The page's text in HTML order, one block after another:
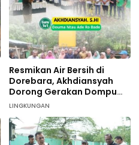
Resmikan Air Bersih di
Dorebara, Akhdiansyah
Dorong Gerakan Dompu
Hijau
LINGKUNGAN